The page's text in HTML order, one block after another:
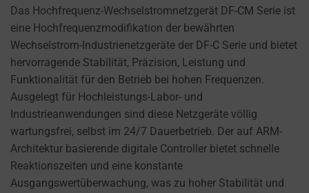
Das Hochfrequenz-Wechselstromnetzgerät DF-CM Serie ist
eine Hochfrequenzmodifikation der bewährten
Wechselstrom-Industrienetzgeräte der DF-C Serie und bietet
hervorragende Stabilität, Präzision, Leistung und
Funktionalität für den Betrieb bei hohen Frequenzen.
Ausgelegt für Hochleistungs-Labor- und
Industrieanwendungen sind diese Netzgeräte völlig
wartungsfrei, selbst im 24/7 Dauerbetrieb. Der auf ARM-
Architektur basierende digitale Controller bietet schnelle
Reaktionszeiten und eine konstante
Ausgangswertüberwachung, was zu hoher Stabilität und
FOR AD
SERVICES.
AD
PERSONALIZATION
DETERMINES IF
PERSONALIZED
ADS CAN BE
SHOWN BASED
ON USER
BEHAVIOR AND
PREFERENCES,
and
persistent
cookies
(long-
term).
They
help
personalize
your
browsing
experience